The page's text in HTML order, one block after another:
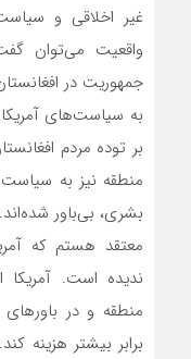
غیر اخلاقی و
واقعیت می‌توان
جمهوریت در
به سیاست‌های
بر توده مردم
منطقه نیز به
بشری، بی‌باور شده‌اند.
معتقد هستم که
ندیده است.
منطقه و در
برابر بیشتر هزینه